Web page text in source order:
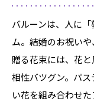
バルーンは、人に
ム。結婚のお祝い
贈る花束には、花
相性バツグン。パ
い花を組み合わせ